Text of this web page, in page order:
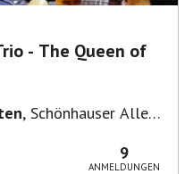
- The Queen of
, Schönhauser Allee
9
ANMELDUNGEN